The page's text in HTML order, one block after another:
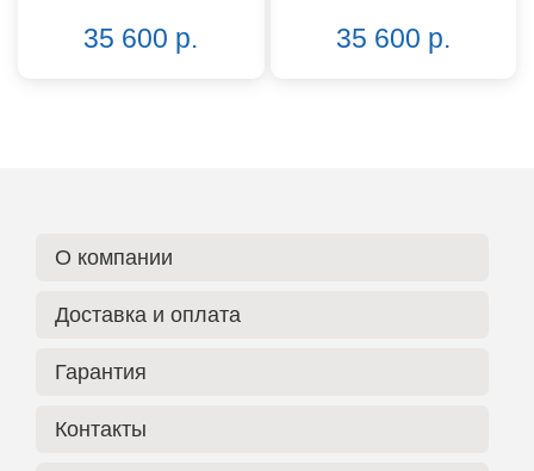
35 600 р. 35 600 р.
О компании
Доставка и оплата
Гарантия
Контакты